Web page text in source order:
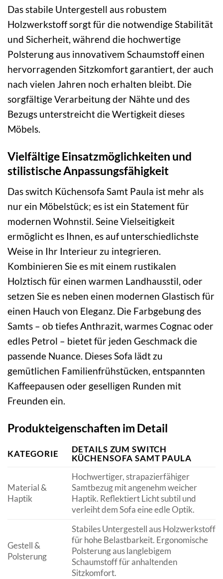
Das stabile Untergestell aus robustem
Holzwerkstoff sorgt für die notwendige Stabilität
und Sicherheit, während die hochwertige
Polsterung aus innovativem Schaumstoff einen
hervorragenden Sitzkomfort garantiert, der auch
nach vielen Jahren noch erhalten bleibt. Die
sorgfältige Verarbeitung der Nähte und des
Bezugs unterstreicht die Wertigkeit dieses
Möbels.
Vielfältige Einsatzmöglichkeiten und
stilistische Anpassungsfähigkeit
Das switch Küchensofa Samt Paula ist mehr als
nur ein Möbelstück; es ist ein Statement für
modernen Wohnstil. Seine Vielseitigkeit
ermöglicht es Ihnen, es auf unterschiedlichste
Weise in Ihr Interieur zu integrieren.
Kombinieren Sie es mit einem rustikalen
Holztisch für einen warmen Landhausstil, oder
setzen Sie es neben einen modernen Glastisch für
einen Hauch von Eleganz. Die Farbgebung des
Samts – ob tiefes Anthrazit, warmes Cognac oder
edles Petrol – bietet für jeden Geschmack die
passende Nuance. Dieses Sofa lädt zu
gemütlichen Familienfrühstücken, entspannten
Kaffeepausen oder geselligen Runden mit
Freunden ein.
Produkteigenschaften im Detail
KATEGORIE
DETAILS ZUM SWITCH
KÜCHENSOFA SAMT PAULA
Material &
Haptik
Hochwertiger, strapazierfähiger
Samtbezug mit angenehm weicher
Haptik. Reflektiert Licht subtil und
verleiht dem Sofa eine edle Optik.
Gestell &
Polsterung
Stabiles Untergestell aus Holzwerkstoff
für hohe Belastbarkeit. Ergonomische
Polsterung aus langlebigem
Schaumstoff für anhaltenden
Sitzkomfort.